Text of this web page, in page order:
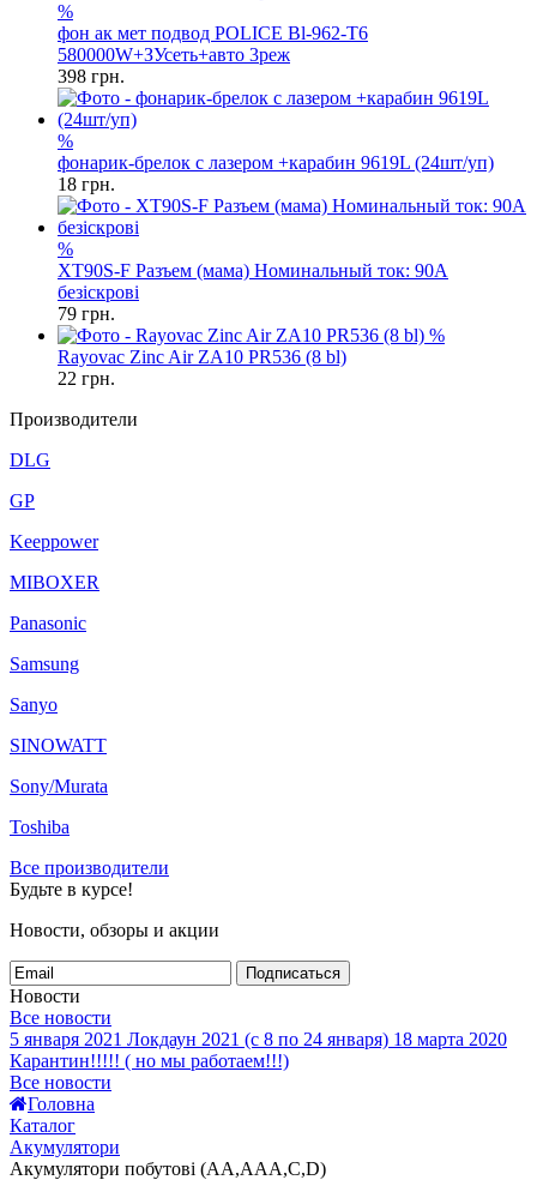
%
фон ак мет подвод POLICE Bl-962-T6
580000W+ЗУсеть+авто 3реж
398 грн.
%
фонарик-брелок с лазером +карабин 9619L (24шт/уп)
18 грн.
%
XT90S-F Разъем (мама) Номинальный ток: 90А
безіскрові
79 грн.
%
Rayovac Zinc Air ZA10 PR536 (8 bl)
22 грн.
Производители
DLG
GP
Keeppower
MIBOXER
Panasonic
Samsung
Sanyo
SINOWATT
Sony/Murata
Toshiba
Все производители
Будьте в курсе!
Новости, обзоры и акции
Подписаться
Новости
Все новости
5 января 2021 Локдаун 2021 (с 8 по 24 января) 18 марта 2020
Карантин!!!!! ( но мы работаем!!!)
Все новости
Головна
Каталог
Акумулятори
Акумулятори побутові (AA,AAA,C,D)